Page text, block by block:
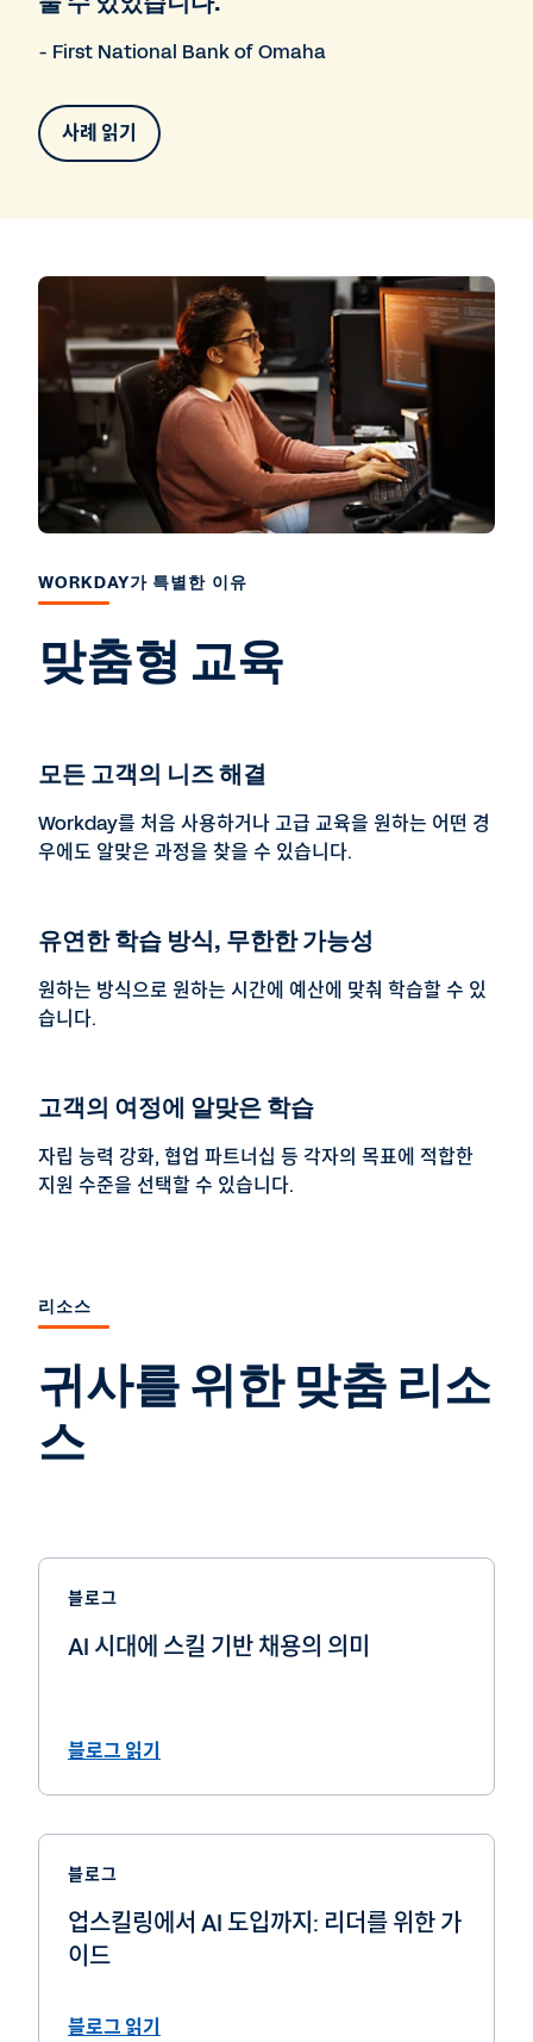
- First National Bank of Omaha
사례 읽기
WORKDAY가 특별한 이유
맞춤형 교육
모든 고객의 니즈 해결
Workday를 처음 사용하거나 고급 교육을 원하는 어떤 경
우에도 알맞은 과정을 찾을 수 있습니다.
유연한 학습 방식, 무한한 가능성
원하는 방식으로 원하는 시간에 예산에 맞춰 학습할 수 있
습니다.
고객의 여정에 알맞은 학습
자립 능력 강화, 협업 파트너십 등 각자의 목표에 적합한
지원 수준을 선택할 수 있습니다.
리소스
귀사를 위한 맞춤 리소
스
블로그
AI 시대에 스킬 기반 채용의 의미
블로그 읽기
블로그
업스킬링에서 AI 도입까지: 리더를 위한 가
이드
블로그 읽기